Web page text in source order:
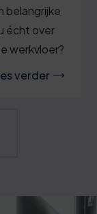
belangrijke
écht over
werkvloer?
verder